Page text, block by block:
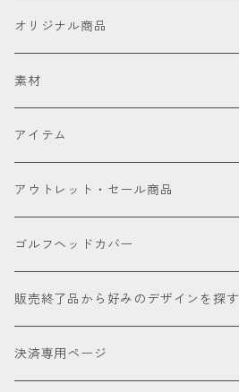
お試し
オリジナル商品
セット販売品
ドライバー
フェアウェイウッド
ユーティリティー
パター
素材
皮革（本革・合成）
国内製高級本革
海外製高級本革
国産織物
金華山（ジャガードパイル）
帆布
アイテム
ゴルフヘッドカバー
ドライバー
ミニドライバー
ゴルフクラブ
ウェッジ
パター
アクセサリー
パターカバーキャッチャー
ケアグッズ
アウトレット・セール商品
アウトレット商品
セール品会場
ゴルフヘッドカバー
お試し
販売終了品から好みのデザインを探す
色で探す
決済専用ページ